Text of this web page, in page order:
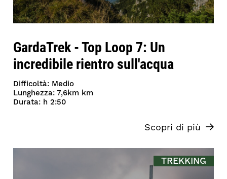
GardaTrek - Top Loop 7: Un
incredibile rientro sull'acqua
Difficoltà: Medio
Lunghezza: 7,6km km
Durata: h 2:50
Scopri di più
TREKKING